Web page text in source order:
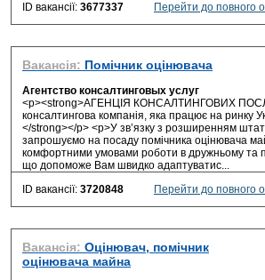
ID вакансії: 3677337 Перейти до повного
Вакансія: Помічник оцінювача
Агентство консалтинговых услуг
<p><strong>АГЕНЦІЯ КОНСАЛТИНГОВИХ
консалтингова компанія, яка працює на ринку
</strong></p> <p>У зв’язку з розширенням
запрошуємо на посаду помічника оцінювача
комфортними умовами роботи в дружньому та
що допоможе Вам швидко адаптуватис...
ID вакансії: 3720848 Перейти до повного
Вакансія: Оцінювач, помічник
оцінювача майна